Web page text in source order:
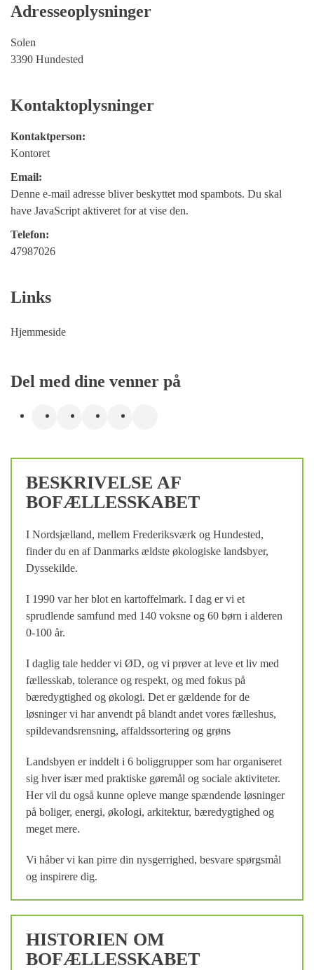
Adresseoplysninger
Solen
3390 Hundested
Kontaktoplysninger
Kontaktperson:
Kontoret
Email:
Denne e-mail adresse bliver beskyttet mod spambots. Du skal
have JavaScript aktiveret for at vise den.
Telefon:
47987026
Links
Hjemmeside
Del med dine venner på
BESKRIVELSE AF
BOFÆLLESSKABET
I Nordsjælland, mellem Frederiksværk og Hundested,
finder du en af Danmarks ældste økologiske landsbyer,
Dyssekilde.
I 1990 var her blot en kartoffelmark. I dag er vi et
sprudlende samfund med 140 voksne og 60 børn i alderen
0-100 år.
I daglig tale hedder vi ØD, og vi prøver at leve et liv med
fællesskab, tolerance og respekt, og med fokus på
bæredygtighed og økologi. Det er gældende for de
løsninger vi har anvendt på blandt andet vores fælleshus,
spildevandsrensning, affaldssortering og grøns
Landsbyen er inddelt i 6 boliggrupper som har organiseret
sig hver især med praktiske gøremål og sociale aktiviteter.
Her vil du også kunne opleve mange spændende løsninger
på boliger, energi, økologi, arkitektur, bæredygtighed og
meget mere.
Vi håber vi kan pirre din nysgerrighed, besvare spørgsmål
og inspirere dig.
HISTORIEN OM
BOFÆLLESSKABET